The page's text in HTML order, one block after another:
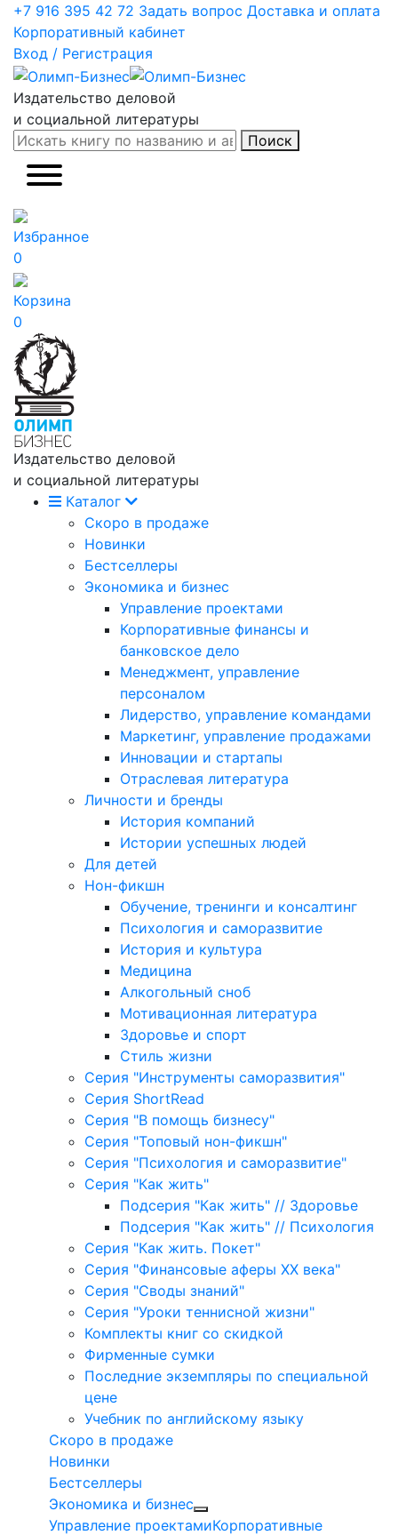
+7 916 395 42 72 Задать вопрос Доставка и оплата
Корпоративный кабинет
Вход / Регистрация
Издательство деловой
и социальной литературы
Поиск
Избранное
0
Корзина
0
Издательство деловой
и социальной литературы
Каталог
Скоро в продаже
Новинки
Бестселлеры
Экономика и бизнес
Управление проектами
Корпоративные финансы и
банковское дело
Менеджмент, управление
персоналом
Лидерство, управление командами
Маркетинг, управление продажами
Инновации и стартапы
Отраслевая литература
Личности и бренды
История компаний
Истории успешных людей
Для детей
Нон-фикшн
Обучение, тренинги и консалтинг
Психология и саморазвитие
История и культура
Медицина
Алкогольный сноб
Мотивационная литература
Здоровье и спорт
Стиль жизни
Серия "Инструменты саморазвития"
Серия ShortRead
Серия "В помощь бизнесу"
Серия "Топовый нон-фикшн"
Серия "Психология и саморазвитие"
Серия "Как жить"
Подсерия "Как жить" // Здоровье
Подсерия "Как жить" // Психология
Серия "Как жить. Покет"
Серия "Финансовые аферы XX века"
Серия "Своды знаний"
Серия "Уроки теннисной жизни"
Комплекты книг со скидкой
Фирменные сумки
Последние экземпляры по специальной
цене
Учебник по английскому языку
Скоро в продаже
Новинки
Бестселлеры
Экономика и бизнес
Управление проектамиКорпоративные